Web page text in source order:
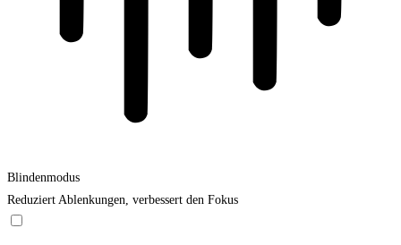
Blindenmodus
Reduziert Ablenkungen, verbessert den Fokus